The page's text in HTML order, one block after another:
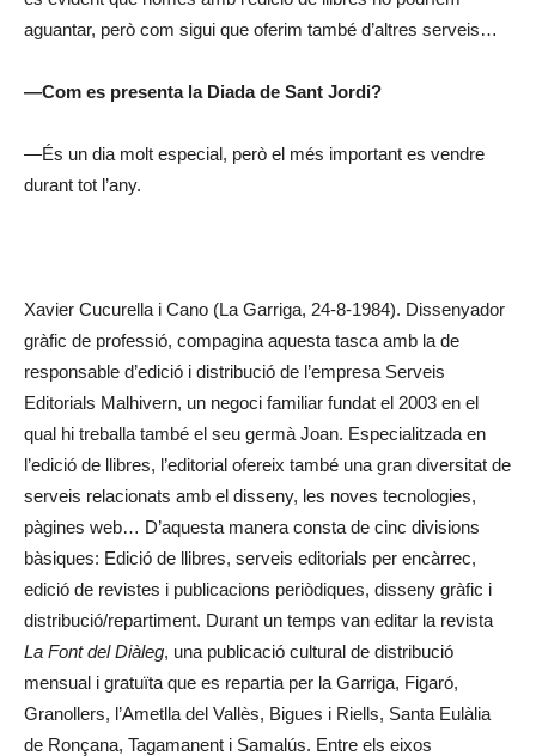
aguantar, però com sigui que oferim també d’altres serveis…
—Com es presenta la Diada de Sant Jordi?
—És un dia molt especial, però el més important es vendre
durant tot l’any.
Xavier Cucurella i Cano (La Garriga, 24-8-1984). Dissenyador
gràfic de professió, compagina aquesta tasca amb la de
responsable d’edició i distribució de l’empresa Serveis
Editorials Malhivern, un negoci familiar fundat el 2003 en el
qual hi treballa també el seu germà Joan. Especialitzada en
l’edició de llibres, l’editorial ofereix també una gran diversitat de
serveis relacionats amb el disseny, les noves tecnologies,
pàgines web… D’aquesta manera consta de cinc divisions
bàsiques: Edició de llibres, serveis editorials per encàrrec,
edició de revistes i publicacions periòdiques, disseny gràfic i
distribució/repartiment. Durant un temps van editar la revista
La Font del Diàleg, una publicació cultural de distribució
mensual i gratuïta que es repartia per la Garriga, Figaró,
Granollers, l’Ametlla del Vallès, Bigues i Riells, Santa Eulàlia
de Ronçana, Tagamanent i Samalús. Entre els eixos